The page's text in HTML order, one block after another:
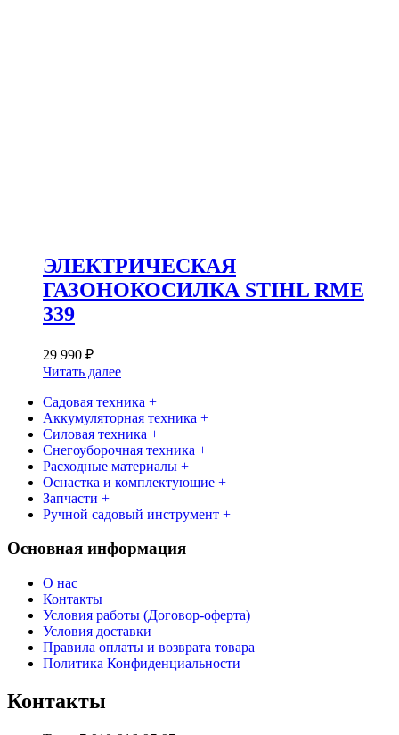
ЭЛЕКТРИЧЕСКАЯ
ГАЗОНОКОСИЛКА STIHL RME
339
29 990 ₽
Читать далее
Садовая техника +
Аккумуляторная техника +
Силовая техника +
Снегоуборочная техника +
Расходные материалы +
Оснастка и комплектующие +
Запчасти +
Ручной садовый инструмент +
Основная информация
О нас
Контакты
Условия работы (Договор-оферта)
Условия доставки
Правила оплаты и возврата товара
Политика Конфиденциальности
Контакты